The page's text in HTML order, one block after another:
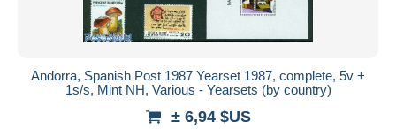
Andorra, Spanish Post 1987 Yearset 1987, complete, 5v +
1s/s, Mint NH, Various - Yearsets (by country)
± 6,94 $US